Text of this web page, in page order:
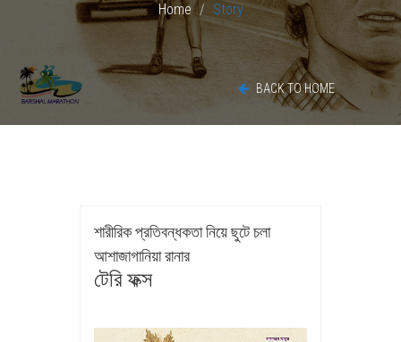
Home Story
BACK TO HOME
শারীরিক প্রতিবন্ধকতা নিয়ে ছুটে চলা
আশাজাগানিয়া রানার
টেরি ফক্স